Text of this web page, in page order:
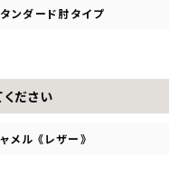
ンダード肘タイプ
ださい
メル 《レザー》